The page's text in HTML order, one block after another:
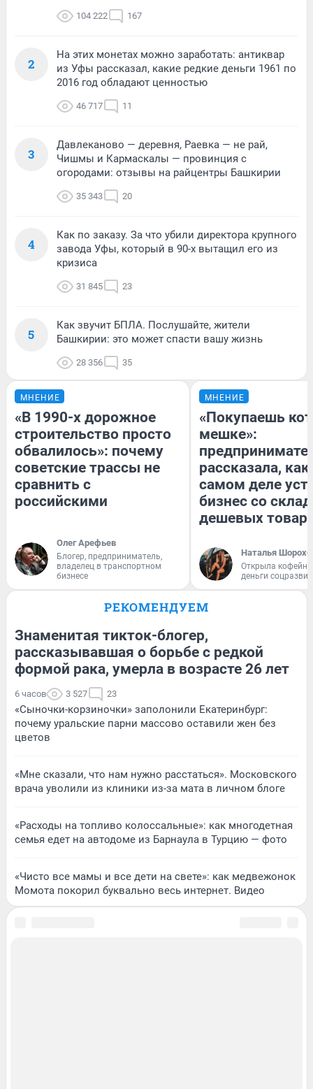
104 222 167
2
На этих монетах можно заработать: антиквар
из Уфы рассказал, какие редкие деньги 1961 по
2016 год обладают ценностью
46 717 11
3
Давлеканово — деревня, Раевка — не рай,
Чишмы и Кармаскалы — провинция с
огородами: отзывы на райцентры Башкирии
35 343 20
4
Как по заказу. За что убили директора крупного
завода Уфы, который в 90-х вытащил его из
кризиса
31 845 23
5
Как звучит БПЛА. Послушайте, жители
Башкирии: это может спасти вашу жизнь
28 356 35
МНЕНИЕ
«В 1990-х дорожное
строительство просто
обвалилось»: почему
советские трассы не
сравнить с
российскими
Олег Арефьев
Блогер, предприниматель,
владелец в транспортном
бизнесе
МНЕНИЕ
«Покупаешь
мешке»:
рассказала, как
самом деле
бизнес со
дешевых
Наталья
Открыла
деньги
РЕКОМЕНДУЕМ
Знаменитая тикток-блогер,
рассказывавшая о борьбе с редкой
формой рака, умерла в возрасте 26 лет
6 часов 3 527 23
«Сыночки-корзиночки» заполонили Екатеринбург:
почему уральские парни массово оставили жен без
цветов
«Мне сказали, что нам нужно расстаться». Московского
врача уволили из клиники из-за мата в личном блоге
«Расходы на топливо колоссальные»: как многодетная
семья едет на автодоме из Барнаула в Турцию — фото
«Чисто все мамы и все дети на свете»: как медвежонок
Момота покорил буквально весь интернет. Видео